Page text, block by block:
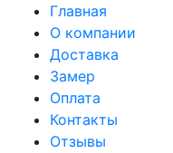
Главная
О компании
Доставка
Замер
Оплата
Контакты
Отзывы